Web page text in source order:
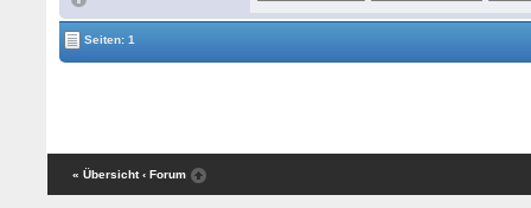
Seiten: 1
« Übersicht ‹ Forum